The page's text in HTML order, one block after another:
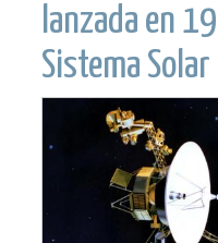
lanzada en
Sistema Solar